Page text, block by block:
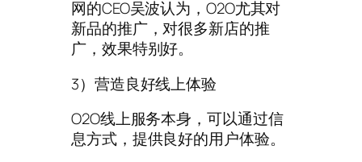
网的CEO吴波认为，O2O尤其对
新品的推广，对很多新店的推
广，效果特别好。
3）营造良好线上体验
O2O线上服务本身，可以通过信
息方式，提供良好的用户体验。